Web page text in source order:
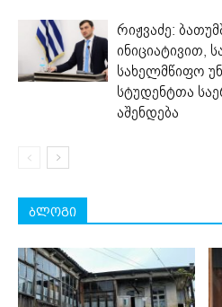
რიჟვაძე:
ინიციატივით,
სახელმწიფო
სტუდენტთა
აშენდება
ბლოგი